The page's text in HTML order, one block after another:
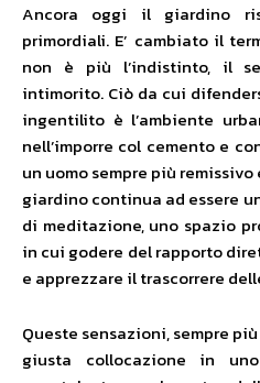
Ancora oggi il giardino
primordiali. E’ cambiato il
non è più l’indistinto, il
intimorito. Ciò da cui
ingentilito è l’ambiente
nell’imporre col cemento e
un uomo sempre più
giardino continua ad essere
di meditazione, uno spazio
in cui godere del rapporto
e apprezzare il trascorrere
Queste sensazioni, sempre
giusta collocazione in